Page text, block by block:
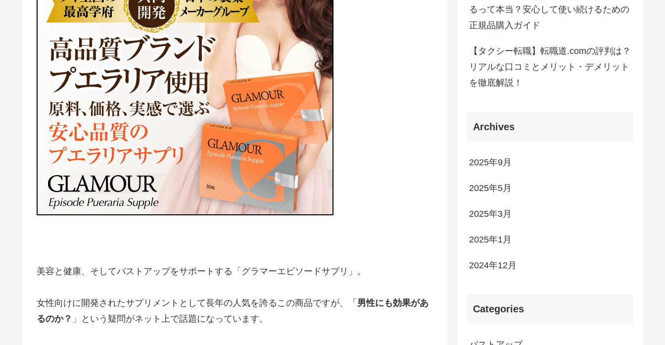
美容と健康、そしてバストアップをサポートする「グラマーエピソードサプリ」。
女性向けに開発されたサプリメントとして長年の人気を誇るこの商品ですが、「 男性にも効果があ
るのか？ 」という疑問がネット上で話題になっています。
るって本当？安心して使い続けるための
正規品購入ガイド
【タクシー転職】転職道.comの評判は？
リアルな口コミとメリット・デメリット
を徹底解説！
Archives
2025年9月
2025年5月
2025年3月
2025年1月
2024年12月
Categories